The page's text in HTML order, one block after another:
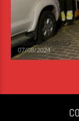
Radio Hemisferica
07/08/2024